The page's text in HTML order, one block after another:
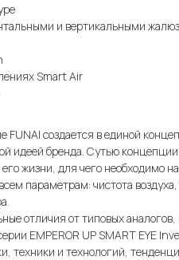
и вертикальными
Smart Air
FUNAI создается в единой
идеей бренда. Сутью
жизни, для чего необходимо
параметрам: чистота воздуха,
отличия от типовых
EMPEROR UP SMART EYE
техники и технологий,